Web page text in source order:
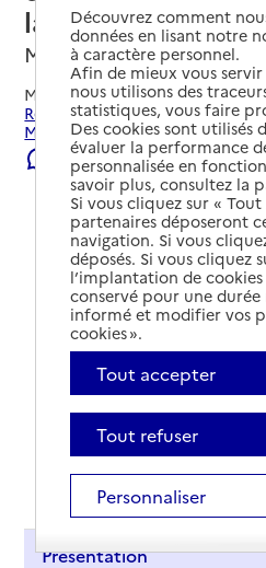
la Boulogne
Montréverd, VENDEE
Mis à jour le06/08/2026
Rechercher les établissements
Montréverd.
Signaler une erreur
Présentation
Découvrez comment
données en lisant notre
à caractère personnel.
Afin de mieux vous
nous utilisons des
statistiques, vous faire
Des cookies sont utilisés
évaluer la performance
personnalisée en
savoir plus, consultez la
Si vous cliquez sur «
partenaires déposeront
navigation. Si vous
déposés. Si vous cliquez
l’implantation de
conservé pour une
informé et modifier vos
cookies ».
Tout accepter
Tout refuser
Personnaliser